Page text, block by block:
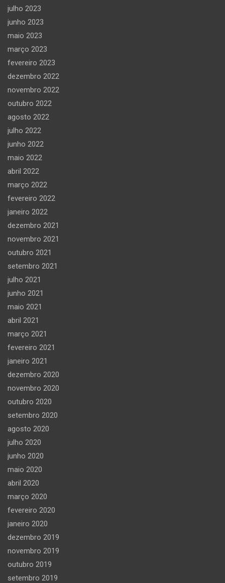
julho 2023
junho 2023
maio 2023
março 2023
fevereiro 2023
dezembro 2022
novembro 2022
outubro 2022
agosto 2022
julho 2022
junho 2022
maio 2022
abril 2022
março 2022
fevereiro 2022
janeiro 2022
dezembro 2021
novembro 2021
outubro 2021
setembro 2021
julho 2021
junho 2021
maio 2021
abril 2021
março 2021
fevereiro 2021
janeiro 2021
dezembro 2020
novembro 2020
outubro 2020
setembro 2020
agosto 2020
julho 2020
junho 2020
maio 2020
abril 2020
março 2020
fevereiro 2020
janeiro 2020
dezembro 2019
novembro 2019
outubro 2019
setembro 2019